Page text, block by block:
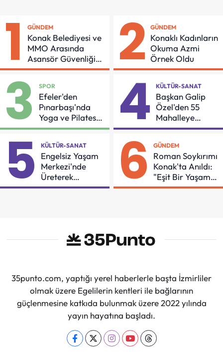
1 GÜNDEM
Konak Belediyesi ve
MMO Arasında
Asansör Güvenliği
İçin Önemli Protokol
2 GÜNDEM
Konaklı Kadınların
Okuma Azmi
Örnek Oldu
3 SPOR
Efeler'den
Pınarbaşı'nda
Yoga ve Pilates
Buluşması
4 KÜLTÜR-SANAT
Başkan Galip
Özel'den 55
Mahalleye
Çocuk Şenliği
5 KÜLTÜR-SANAT
Engelsiz Yaşam
Merkezi'nde
Üreterek
Güçleniyorlar
6 GÜNDEM
Roman Soykırımı
Konak'ta Anıldı:
"Eşit Bir Yaşam
İçin Mücadeleyi
35punto.com, yaptığı yerel haberlerle başta İzmirliler
olmak üzere Egelilerin kentleri ile bağlarının
güçlenmesine katkıda bulunmak üzere 2022 yılında
yayın hayatına başladı.